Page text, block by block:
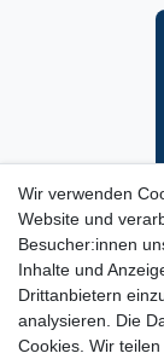
Wir verwenden
Website und
Besucher:innen
Inhalte und
Drittanbietern
analysieren. Die
Cookies. Wir